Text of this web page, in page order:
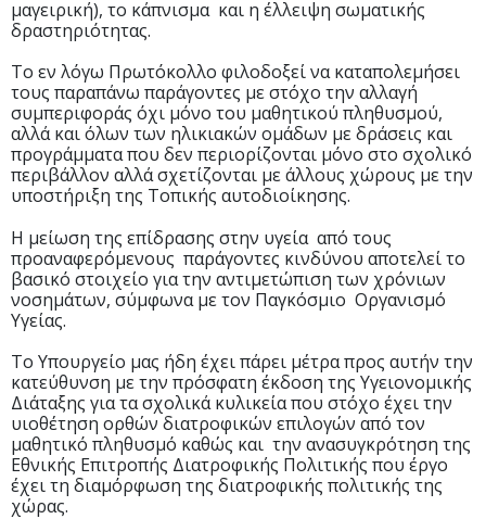
μαγειρική), το κάπνισμα και η έλλειψη σωματικής
δραστηριότητας.
Το εν λόγω Πρωτόκολλο φιλοδοξεί να καταπολεμήσει
τους παραπάνω παράγοντες με στόχο την αλλαγή
συμπεριφοράς όχι μόνο του μαθητικού πληθυσμού,
αλλά και όλων των ηλικιακών ομάδων με δράσεις και
προγράμματα που δεν περιορίζονται μόνο στο σχολικό
περιβάλλον αλλά σχετίζονται με άλλους χώρους με την
υποστήριξη της Τοπικής αυτοδιοίκησης.
Η μείωση της επίδρασης στην υγεία από τους
προαναφερόμενους παράγοντες κινδύνου αποτελεί το
βασικό στοιχείο για την αντιμετώπιση των χρόνιων
νοσημάτων, σύμφωνα με τον Παγκόσμιο Οργανισμό
Υγείας.
Το Υπουργείο μας ήδη έχει πάρει μέτρα προς αυτήν την
κατεύθυνση με την πρόσφατη έκδοση της Υγειονομικής
Διάταξης για τα σχολικά κυλικεία που στόχο έχει την
υιοθέτηση ορθών διατροφικών επιλογών από τον
μαθητικό πληθυσμό καθώς και την ανασυγκρότηση της
Εθνικής Επιτροπής Διατροφικής Πολιτικής που έργο
έχει τη διαμόρφωση της διατροφικής πολιτικής της
χώρας.